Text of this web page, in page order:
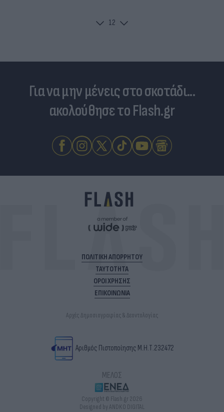
12
Για να μην μένεις στο σκοτάδι...
ακολούθησε το Flash.gr
ΠΟΛΙΤΙΚΗ ΑΠΟΡΡΗΤΟΥ
ΤΑΥΤΟΤΗΤΑ
ΟΡΟΙ ΧΡΗΣΗΣ
ΕΠΙΚΟΙΝΩΝΙΑ
Αρχές Δημοσιογραφίας & Δεοντολογίας
Αριθμός Πιστοποίησης Μ.Η.Τ.232472
ΜΕΛΟΣ
Copyright © Flash.gr 2026
Designed by ANDKO DIGITAL